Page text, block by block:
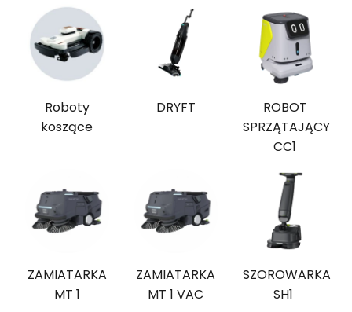
Roboty
koszące
DRYFT
ROBOT
SPRZĄTAJĄCY
CC1
ZAMIATARKA
MT 1
ZAMIATARKA
MT 1 VAC
SZOROWARKA
SH1